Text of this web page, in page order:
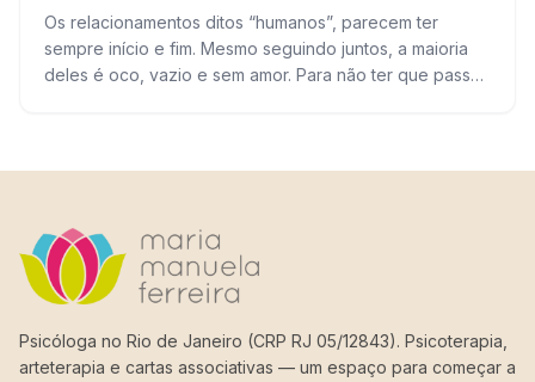
Os relacionamentos ditos “humanos”, parecem ter
sempre início e fim. Mesmo seguindo juntos, a maioria
deles é oco, vazio e sem amor. Para não ter que passar
Psicóloga no Rio de Janeiro (CRP RJ 05/12843). Psicoterapia,
arteterapia e cartas associativas — um espaço para começar a